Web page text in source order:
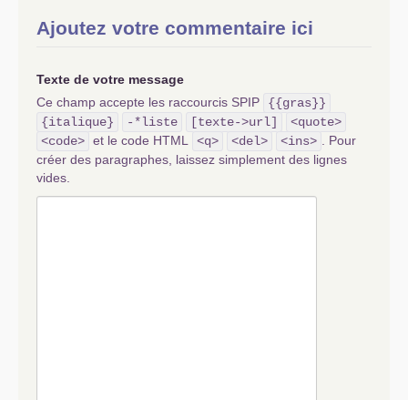
Ajoutez votre commentaire ici
Texte de votre message
Ce champ accepte les raccourcis SPIP
{{gras}}
{italique}
-*liste [texte->url]
<quote>
<code> et le code HTML <q> <del> <ins>
. Pour
créer des paragraphes, laissez simplement des lignes
vides.